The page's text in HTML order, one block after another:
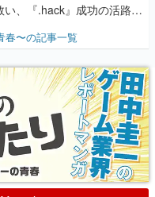
い、『.hack』成功の活路を
』色だった【若ゲのいた
春〜の記事一覧